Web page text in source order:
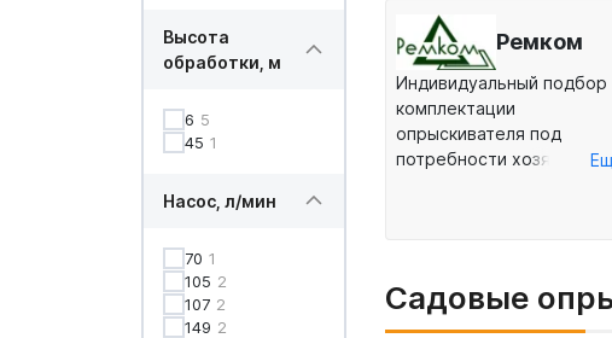
Высота
обработки, м
6 5
45 1
Насос, л/мин
70 1
105 2
107 2
149 2
заводом разработали
садовые опрыскиватели в
оптимальной
Cпециализация завода -
запчасти для
опрыскивателей.В
Ремком
Индивидуальный подбор
комплектации
опрыскивателя под
потребности хозяйства:
Садовые